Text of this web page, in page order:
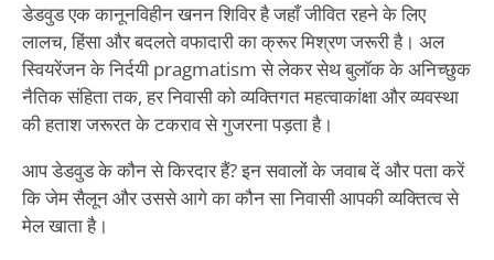
डेडवुड एक कानूनविहीन खनन शिविर है जहाँ जीवित रहने के लिए
लालच, हिंसा और बदलते वफादारी का क्रूर मिश्रण जरूरी है। अल
स्वियरेंजन के निर्दयी pragmatism से लेकर सेथ बुलॉक के अनिच्छुक
नैतिक संहिता तक, हर निवासी को व्यक्तिगत महत्वाकांक्षा और व्यवस्था
की हताश जरूरत के टकराव से गुजरना पड़ता है।
आप डेडवुड के कौन से किरदार हैं? इन सवालों के जवाब दें और पता करें
कि जेम सैलून और उससे आगे का कौन सा निवासी आपकी व्यक्तित्व से
मेल खाता है।